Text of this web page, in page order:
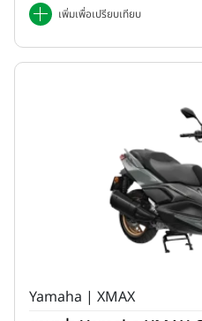
เพิ่มเพื่อเปรียบเทียบ
Yamaha | XMAX